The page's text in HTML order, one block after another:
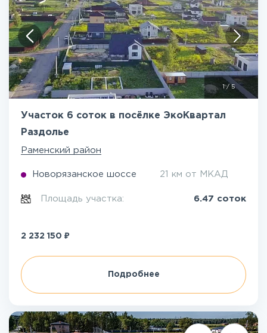
1/ 5
Участок 6 соток в посёлке ЭкоКвартал
Раздолье
Раменский район
Новорязанское шоссе 21 км от МКАД
Площадь участка: 6.47 соток
2 232 150 ₽
Подробнее